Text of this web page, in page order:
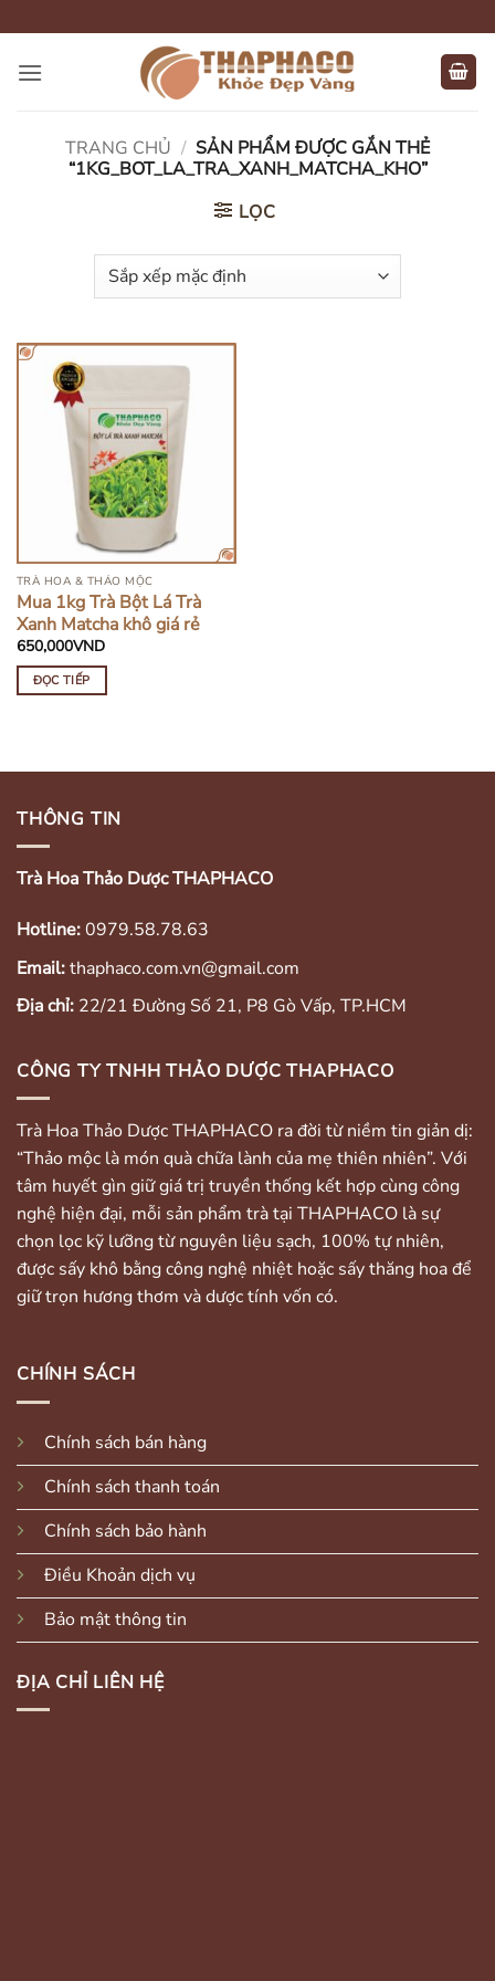
qua
nội
TRANG CHỦ / SẢN PHẨM ĐƯỢC GẮN THẺ
“1KG_BOT_LA_TRA_XANH_MATCHA_KHO”
LỌC
HẾT HÀNG
TRÀ HOA & THẢO MỘC
Mua 1kg Trà Bột Lá Trà
Xanh Matcha khô giá rẻ
650,000VND
ĐỌC TIẾP
THÔNG TIN
Trà Hoa Thảo Dược THAPHACO
Hotline:0979.58.78.63
Email:thaphaco.com.vn@gmail.com
Địa chỉ: 22/21 Đường Số 21, P8 Gò Vấp, TP.HCM
CÔNG TY TNHH THẢO DƯỢC THAPHACO
Trà Hoa Thảo Dược THAPHACO ra đời từ niềm tin giản dị:
“Thảo mộc là món quà chữa lành của mẹ thiên nhiên”. Với
tâm huyết gìn giữ giá trị truyền thống kết hợp cùng công
nghệ hiện đại, mỗi sản phẩm trà tại THAPHACO là sự
chọn lọc kỹ lưỡng từ nguyên liệu sạch, 100% tự nhiên,
được sấy khô bằng công nghệ nhiệt hoặc sấy thăng hoa để
giữ trọn hương thơm và dược tính vốn có.
CHÍNH SÁCH
Chính sách bán hàng
Chính sách thanh toán
Chính sách bảo hành
Điều Khoản dịch vụ
Bảo mật thông tin
ĐỊA CHỈ LIÊN HỆ